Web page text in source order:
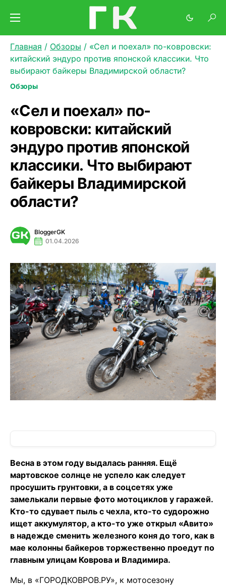
Главная / Обзоры / «Сел и поехал» по-ковровски:
китайский эндуро против японской классики. Что
выбирают байкеры Владимирской области?
Обзоры
«Сел и поехал» по-
ковровски: китайский
эндуро против японской
классики. Что выбирают
байкеры Владимирской
области?
BloggerGK
01.04.2026
Весна в этом году выдалась ранняя. Ещё
мартовское солнце не успело как следует
просушить грунтовки, а в соцсетях уже
замелькали первые фото мотоциклов у гаражей.
Кто-то сдувает пыль с чехла, кто-то судорожно
ищет аккумулятор, а кто-то уже открыл «Авито»
в надежде сменить железного коня до того, как в
мае колонны байкеров торжественно проедут по
главным улицам Коврова и Владимира.
Мы, в «ГОРОДКОВРОВ.РУ», к мотосезону